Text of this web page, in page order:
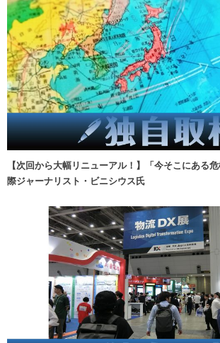
【次回から大幅リニューアル！】「今そこにある
際ジャーナリスト・ビニシウス氏